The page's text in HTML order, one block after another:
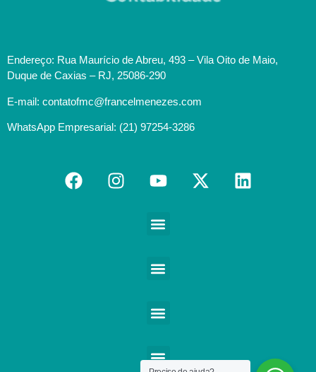
Endereço: Rua Maurício de Abreu, 493 – Vila Oito de Maio,
Duque de Caxias – RJ, 25086-290
E-mail: contatofmc@francelmenezes.com
WhatsApp Empresarial: (21) 97254-3286